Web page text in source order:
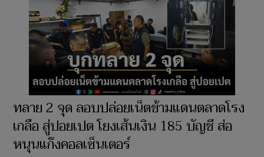
ทลาย 2 จุด ลอบปล่อยเน็ตข้ามแดนตลาดโรง
เกลือ สู่ปอยเปต โยงเส้นเงิน 185 บัญชี ส่อ
หนุนแก๊งคอลเซ็นเตอร์